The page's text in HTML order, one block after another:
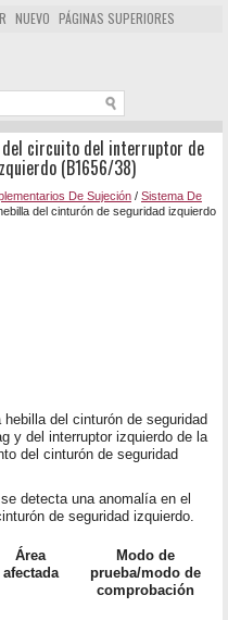
NUEVO PÁGINAS SUPERIORES
del circuito del interruptor de
(B1656/38)
De Sujeción / Sistema De
del cinturón de seguridad izquierdo
del cinturón de seguridad
y del interruptor izquierdo de la
del cinturón de seguridad
detecta una anomalía en el
de seguridad izquierdo.
Área
afectada
Modo de
prueba/modo de
comprobación